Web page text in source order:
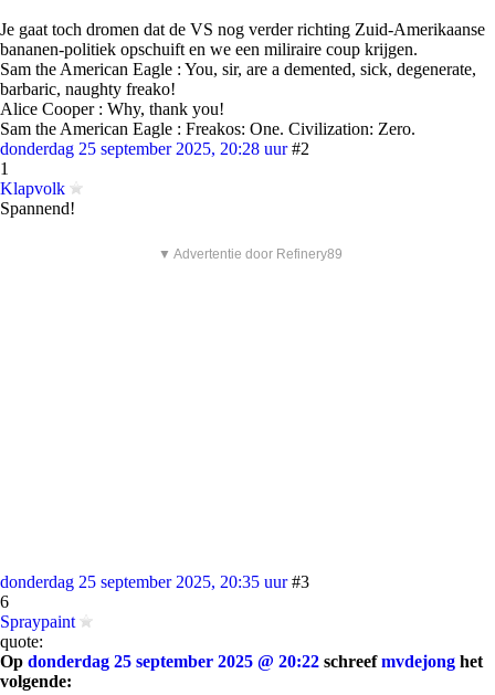
Je gaat toch dromen dat de VS nog verder richting Zuid-Amerikaanse
bananen-politiek opschuift en we een miliraire coup krijgen.
Sam the American Eagle : You, sir, are a demented, sick, degenerate,
barbaric, naughty freako!
Alice Cooper : Why, thank you!
Sam the American Eagle : Freakos: One. Civilization: Zero.
donderdag 25 september 2025, 20:28 uur #2
1
Klapvolk
Spannend!
▼ Advertentie door Refinery89
donderdag 25 september 2025, 20:35 uur #3
6
Spraypaint
quote:
Op donderdag 25 september 2025 @ 20:22 schreefmvdejong het
volgende: